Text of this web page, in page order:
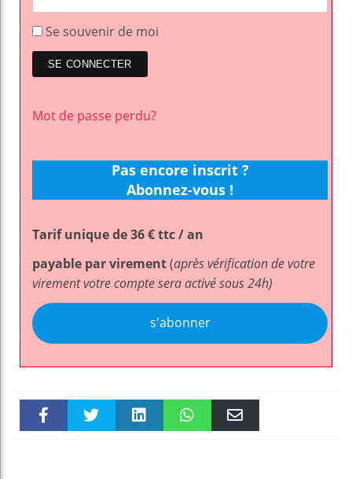
Se souvenir de moi
Mot de passe perdu?
Pas encore inscrit ?
Abonnez-vous !
Tarif unique de 36 € ttc / an
payable par virement(après vérification de votre
virement votre compte sera activé sous 24h)
s'abonner